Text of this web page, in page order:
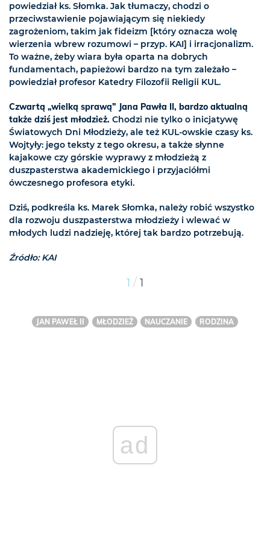
powiedział ks. Słomka. Jak tłumaczy, chodzi o
przeciwstawienie pojawiającym się niekiedy
zagrożeniom, takim jak fideizm [który oznacza wolę
wierzenia wbrew rozumowi – przyp. KAI] i irracjonalizm.
To ważne, żeby wiara była oparta na dobrych
fundamentach, papieżowi bardzo na tym zależało –
powiedział profesor Katedry Filozofii Religii KUL.
Czwartą „wielką sprawą” Jana Pawła II, bardzo aktualną
także dziś jest młodzież. Chodzi nie tylko o inicjatywę
Światowych Dni Młodzieży, ale też KUL-owskie czasy ks.
Wojtyły: jego teksty z tego okresu, a także słynne
kajakowe czy górskie wyprawy z młodzieżą z
duszpasterstwa akademickiego i przyjaciółmi
ówczesnego profesora etyki.
Dziś, podkreśla ks. Marek Słomka, należy robić wszystko
dla rozwoju duszpasterstwa młodzieży i wlewać w
młodych ludzi nadzieję, której tak bardzo potrzebują.
Źródło: KAI
1 / 1
JAN PAWEŁ II MŁODZIEŻ NAUCZANIE RODZINA
ad